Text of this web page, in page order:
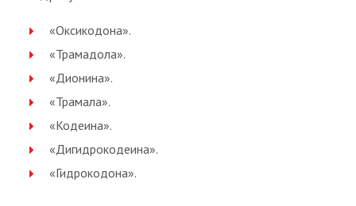
«Оксикодона».
«Трамадола».
«Дионина».
«Трамала».
«Кодеина».
«Дигидрокодеина».
«Гидрокодона».